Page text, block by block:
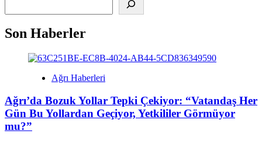
Son Haberler
Ağrı Haberleri
Ağrı’da Bozuk Yollar Tepki Çekiyor: “Vatandaş Her
Gün Bu Yollardan Geçiyor, Yetkililer Görmüyor
mu?”